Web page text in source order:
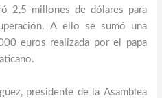
2,5 millones de dólares para
A ello se sumó una
euros realizada por el papa
presidente de la Asamblea